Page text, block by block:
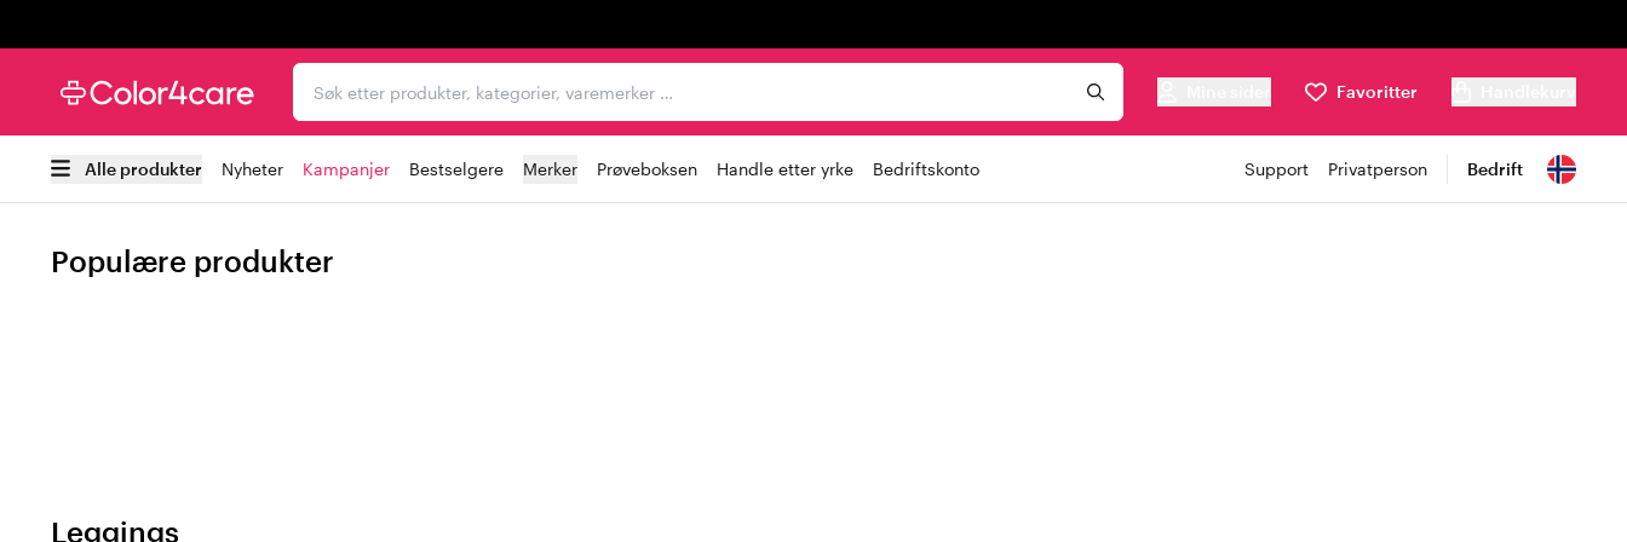
Søk etter produkter, kategorier, varemerker …
Favoritter
Alle produkter Nyheter Kampanjer Bestselgere Merker Prøveboksen Handle etter yrke Bedriftskonto Support Privatperson Bedrift
Populære produkter
Leggings